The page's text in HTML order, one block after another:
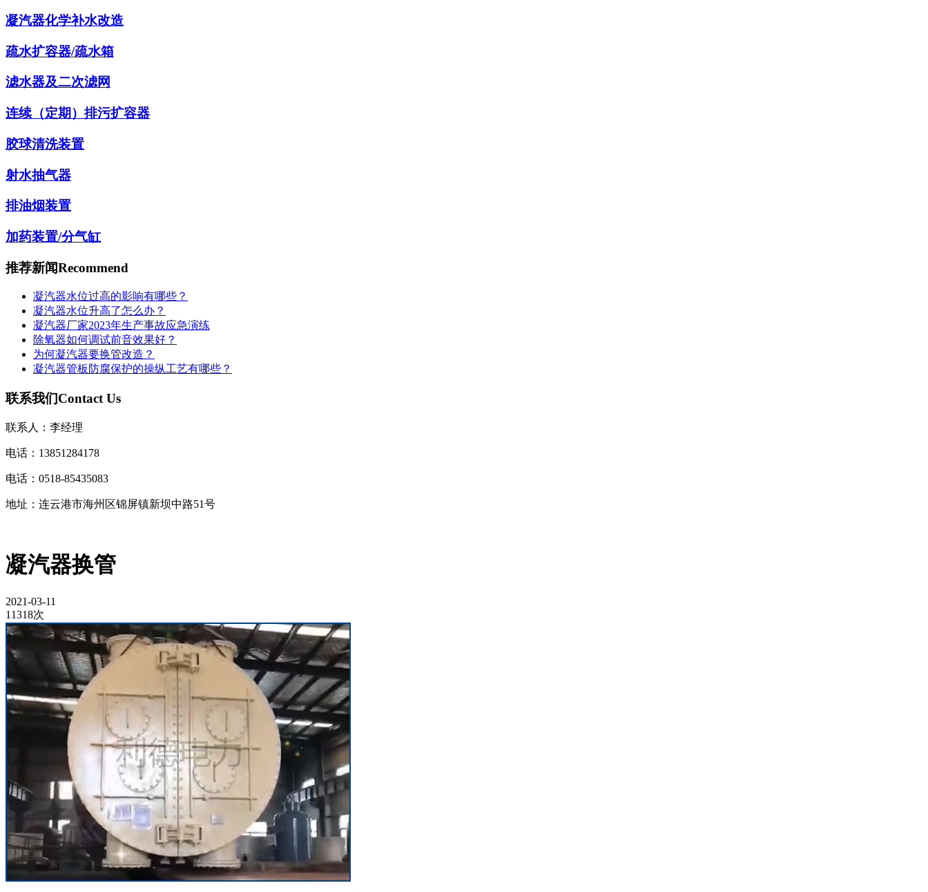
凝汽器化学补水改造
疏水扩容器/疏水箱
滤水器及二次滤网
连续（定期）排污扩容器
胶球清洗装置
射水抽气器
排油烟装置
加药装置/分气缸
推荐新闻Recommend
凝汽器水位过高的影响有哪些？
凝汽器水位升高了怎么办？
凝汽器厂家2023年生产事故应急演练
除氧器如何调试前音效果好？
为何凝汽器要换管改造？
凝汽器管板防腐保护的操纵工艺有哪些？
联系我们Contact Us
联系人：李经理
电话：13851284178
电话：0518-85435083
地址：连云港市海州区锦屏镇新坝中路51号
凝汽器换管
2021-03-11
11318次